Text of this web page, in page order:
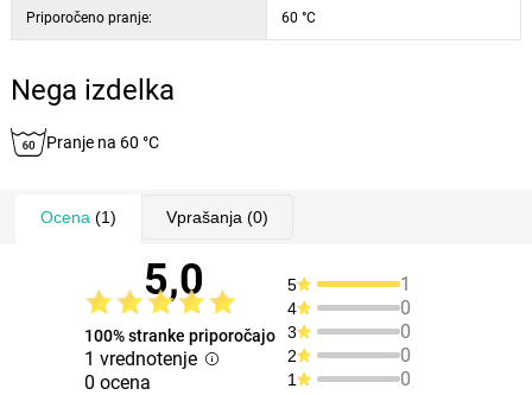
Priporočeno pranje: 60 °C
Nega izdelka
Pranje na 60 °C
Ocena (1) Vprašanja (0)
5,0
100% stranke priporočajo
1 vrednotenje
0 ocena
5 1
4 0
3 0
2 0
1 0